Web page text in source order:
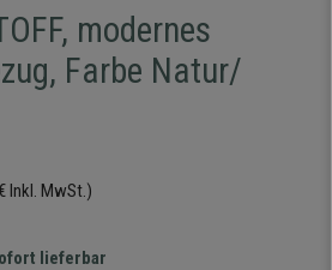
modernes
Farbe Natur/
Inkl. MwSt.)
lieferbar